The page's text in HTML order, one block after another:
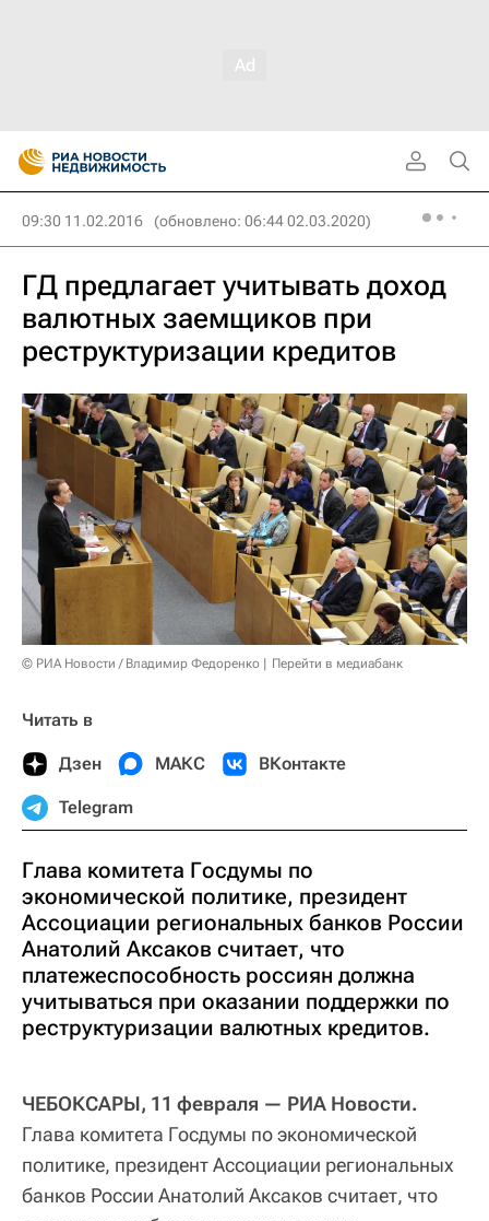
09:30 11.02.2016 (обновлено: 06:44 02.03.2020)
ГД предлагает учитывать доход
валютных заемщиков при
реструктуризации кредитов
© РИА Новости / Владимир Федоренко Перейти в медиабанк
Читать в
Дзен МАКС ВКонтакте
Telegram
Глава комитета Госдумы по
экономической политике, президент
Ассоциации региональных банков России
Анатолий Аксаков считает, что
платежеспособность россиян должна
учитываться при оказании поддержки по
реструктуризации валютных кредитов.
ЧЕБОКСАРЫ, 11 февраля — РИА Новости.
Глава комитета Госдумы по экономической
политике, президент Ассоциации региональных
банков России Анатолий Аксаков считает, что